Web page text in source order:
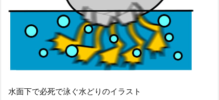
水面下で必死で泳ぐ水どりのイラスト